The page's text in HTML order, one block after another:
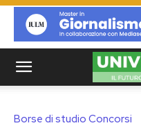
Borse di studio Concorsi